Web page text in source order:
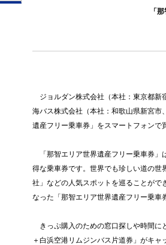
「
ジョルダン株式会社（本社：東京都新
海バス株式会社（本社：和歌山県新宮
遺産フリー乗車券」をスマートフォンで
「那智エリア世界遺産フリー乗車券」
得な乗車券です。世界でも珍しい道の
社」などの人気スポットを巡ることがで
なった「那智エリア世界遺産フリー乗車
きっぷ購入のための窓口探しや時間に
＋白浜空港リムジンバス片道券」がキ